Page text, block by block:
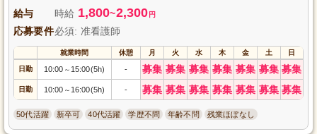
給与 時給 1,800~2,300 円
応募要件必須: 准看護師
就業時間 休憩 月 火 水 木 金 土 日
日勤 10:00 ～ 15:00(5h) - 募集 募集 募集 募集 募集 募集 募集
日勤 10:00 ～ 16:00(5h) - 募集 募集 募集 募集 募集 募集 募集
50代活躍 新卒可 40代活躍 学歴不問 年齢不問 残業ほぼなし